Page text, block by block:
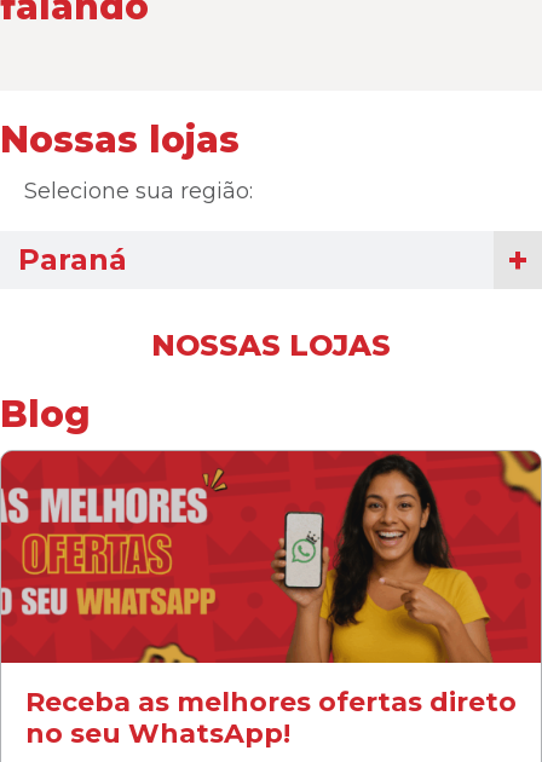
Nossas lojas
Selecione sua região:
Paraná
NOSSAS LOJAS
Blog
Receba as melhores ofertas direto
no seu WhatsApp!